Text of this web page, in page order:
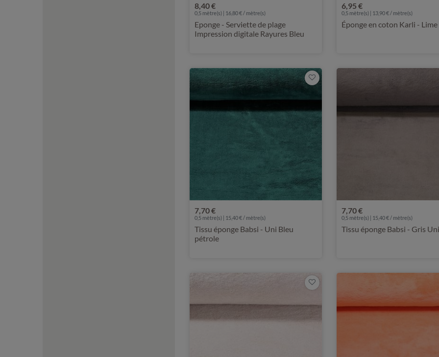
8,40 €
0,5 mètre(s) | 16,80 € / mètre(s)
Eponge - Serviette de plage
Impression digitale Rayures Bleu
6,95 €
0,5 mètre(s) | 13,90 € / mètre(s)
Éponge en coton Karli -
7,70 €
0,5 mètre(s) | 15,40 € / mètre(s)
Tissu éponge Babsi - Uni Bleu
pétrole
7,70 €
0,5 mètre(s) | 15,40 € / mètre(s)
Tissu éponge Babsi - Gris